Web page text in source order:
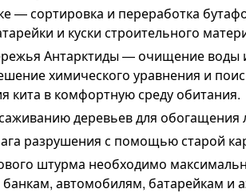
— сортировка и переработка
и куски строительного
Антарктиды — очищение воды
химического уравнения и
кита в комфортную среду обитания.
деревьев для обогащения
разрушения с помощью старой
штурма необходимо
автомобилям, батарейкам и